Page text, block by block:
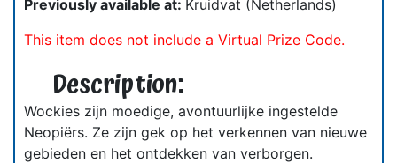
Previously available at: Kruidvat (Netherlands)
This item does not include a Virtual Prize Code.
Description:
Wockies zijn moedige, avontuurlijke ingestelde
Neopiërs. Ze zijn gek op het verkennen van nieuwe
gebieden en het ontdekken van verborgen.